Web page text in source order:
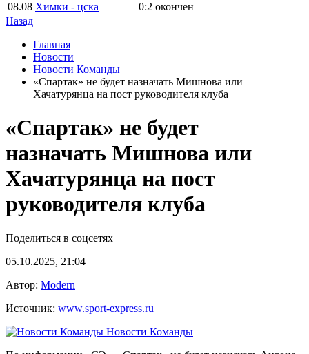
08.08 Химки - цска 0:2 окончен
Назад
Главная
Новости
Новости Команды
«Спартак» не будет назначать Мишнова или
Хачатурянца на пост руководителя клуба
«Спартак» не будет
назначать Мишнова или
Хачатурянца на пост
руководителя клуба
Поделиться в соцсетях
05.10.2025, 21:04
Автор: Modern
Источник: www.sport-express.ru
Новости Команды